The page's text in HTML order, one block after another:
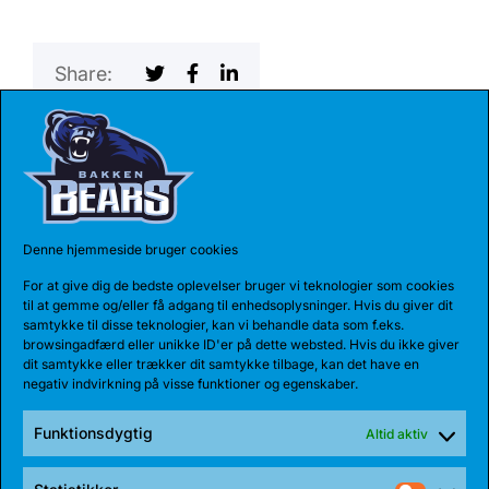
Denne hjemmeside bruger cookies
For at give dig de bedste oplevelser bruger vi teknologier som cookies
til at gemme og/eller få adgang til enhedsoplysninger. Hvis du giver dit
samtykke til disse teknologier, kan vi behandle data som f.eks.
browsingadfærd eller unikke ID'er på dette websted. Hvis du ikke giver
dit samtykke eller trækker dit samtykke tilbage, kan det have en
negativ indvirkning på visse funktioner og egenskaber.
Funktionsdygtig Altid aktiv
Share:
SENESTE NYHEDER
04 AUG 2026